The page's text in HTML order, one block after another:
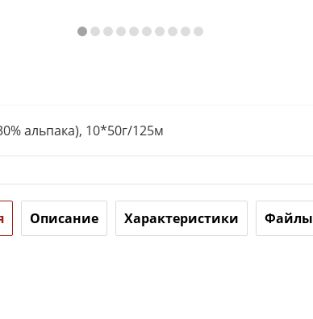
альпака), 10*50г/125м
Описание Характеристики Файлы